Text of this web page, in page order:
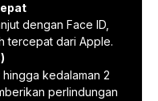
dengan Face ID,
tercepat dari Apple.
kedalaman 2
perlindungan